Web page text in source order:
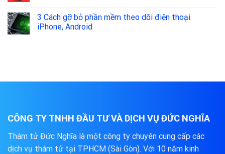
3 Cách gỡ bỏ phần mềm theo dõi điện thoại
iPhone, Android
CÔNG TY TNHH ĐẦU TƯ VÀ DỊCH VỤ ĐỨC NGHĨA
Thám tử Đức Nghĩa là một công ty chuyên cung cấp các
dịch vụ thám tử tại TPHCM (Sài Gòn). Với 10 năm kinh